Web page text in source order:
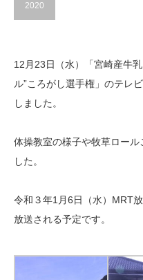
2020
12月23日（水）「宮崎産牛
ル”ころがし選手権」のテレ
しました。
体操教室の様子や牧草ロー
した。
令和３年1月6日（水）MRT
放送される予定です。